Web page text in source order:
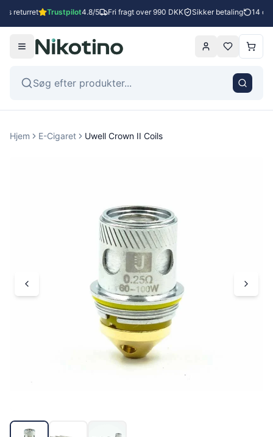
returret Trustpilot4.8/5 Fri fragt over 990 DKK Sikker betaling 14
Hjem E-Cigaret Uwell Crown II Coils